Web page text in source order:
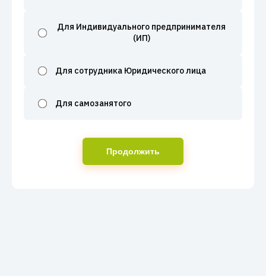
Для Индивидуального предпринимателя
(ИП)
Для сотрудника Юридического лица
Для самозанятого
Продолжить